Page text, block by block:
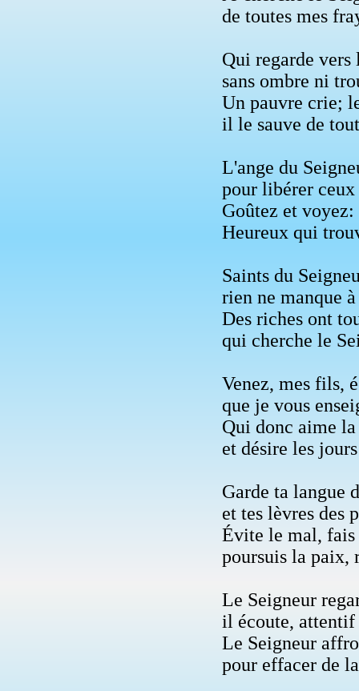
de toutes mes
Qui regarde
sans ombre ni
Un pauvre crie;
il le sauve de
L'ange du
pour libérer
Goûtez et
Heureux qui
Saints du
rien ne manque
Des riches ont
qui cherche le
Venez, mes fils,
que je vous
Qui donc aime
et désire les
Garde ta langue
et tes lèvres des
Évite le mal, fais
poursuis la paix,
Le Seigneur
il écoute, attentif
Le Seigneur
pour effacer de